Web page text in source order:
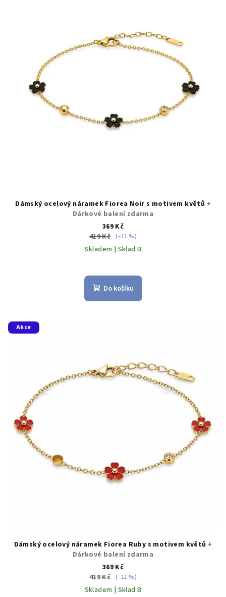
Dámský ocelový náramek Fiorea Noir s motivem květů +
Dárkové balení zdarma
369 Kč
419 Kč (–11 %)
Skladem | Sklad B
Do košíku
Akce
Dámský ocelový náramek Fiorea Ruby s motivem květů +
Dárkové balení zdarma
369 Kč
419 Kč (–11 %)
Skladem | Sklad B